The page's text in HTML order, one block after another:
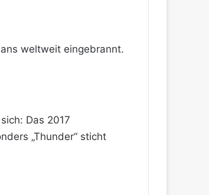
weltweit eingebrannt.
Das 2017
„Thunder“ sticht